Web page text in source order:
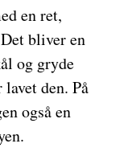
en ret,
bliver en
og gryde
den. På
også en